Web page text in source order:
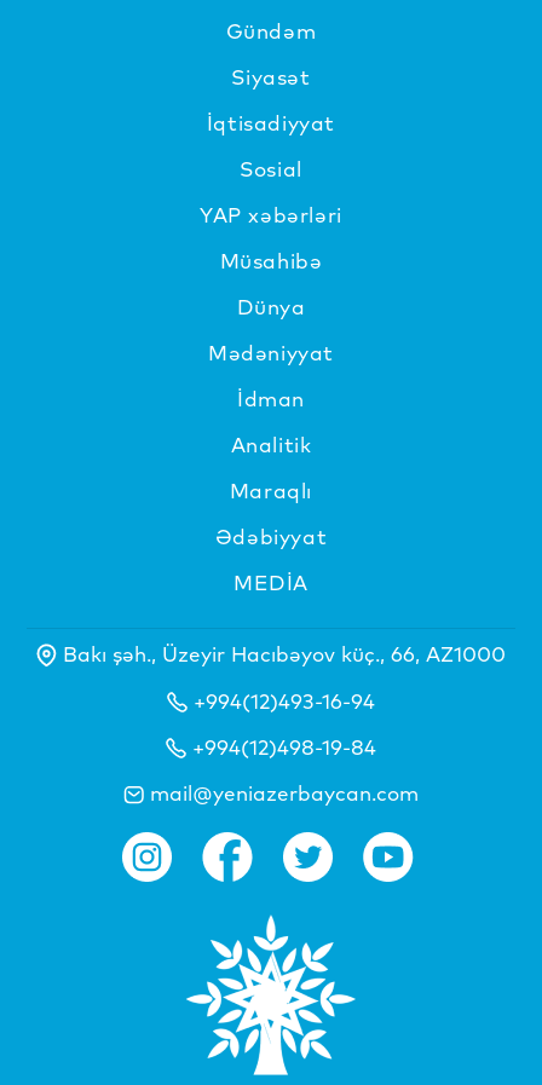
Gündəm
Siyasət
İqtisadiyyat
Sosial
YAP xəbərləri
Müsahibə
Dünya
Mədəniyyat
İdman
Analitik
Maraqlı
Ədəbiyyat
MEDİA
Bakı şəh., Üzeyir Hacıbəyov küç., 66, AZ1000
+994(12)493-16-94
+994(12)498-19-84
mail@yeniazerbaycan.com